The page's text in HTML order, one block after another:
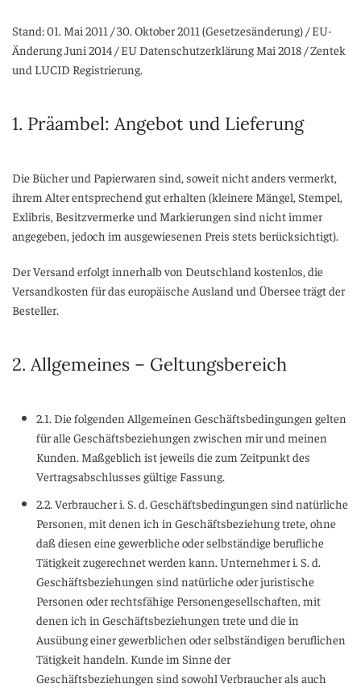
Stand: 01. Mai 2011 / 30. Oktober 2011 (Gesetzesänderung) / EU-
Änderung Juni 2014 / EU Datenschutzerklärung Mai 2018 / Zentek
und LUCID Registrierung.
1. Präambel: Angebot und Lieferung
Die Bücher und Papierwaren sind, soweit nicht anders vermerkt,
ihrem Alter entsprechend gut erhalten (kleinere Mängel, Stempel,
Exlibris, Besitzvermerke und Markierungen sind nicht immer
angegeben, jedoch im ausgewiesenen Preis stets berücksichtigt).
Der Versand erfolgt innerhalb von Deutschland kostenlos, die
Versandkosten für das europäische Ausland und Übersee trägt der
Besteller.
2. Allgemeines – Geltungsbereich
2.1. Die folgenden Allgemeinen Geschäftsbedingungen gelten
für alle Geschäftsbeziehungen zwischen mir und meinen
Kunden. Maßgeblich ist jeweils die zum Zeitpunkt des
Vertragsabschlusses gültige Fassung.
2.2. Verbraucher i. S. d. Geschäftsbedingungen sind natürliche
Personen, mit denen ich in Geschäftsbeziehung trete, ohne
daß diesen eine gewerbliche oder selbständige berufliche
Tätigkeit zugerechnet werden kann. Unternehmer i. S. d.
Geschäftsbeziehungen sind natürliche oder juristische
Personen oder rechtsfähige Personengesellschaften, mit
denen ich in Geschäftsbeziehungen trete und die in
Ausübung einer gewerblichen oder selbständigen beruflichen
Tätigkeit handeln. Kunde im Sinne der
Geschäftsbeziehungen sind sowohl Verbraucher als auch